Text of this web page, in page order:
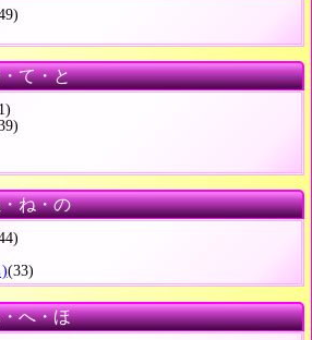
て・と
ね・の
(33)
へ・ほ